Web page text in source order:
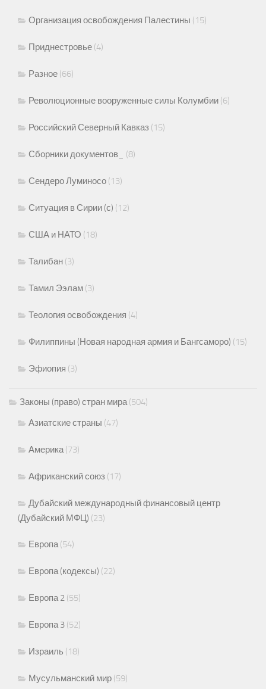
Организация освобождения Палестины (15)
Приднестровье (4)
Разное (66)
Революционные вооруженные силы Колумбии (6)
Российский Северный Кавказ (15)
Сборники документов_ (8)
Сендеро Луминосо (13)
Ситуация в Сирии (с) (12)
США и НАТО (18)
Талибан (3)
Тамил Ээлам (3)
Теология освобождения (4)
Филиппины (Новая народная армия и Бангсаморо) (15)
Эфиопия (3)
Законы (право) стран мира(504)
Азиатские страны (47)
Америка(73)
Африканский союз (17)
Дубайский международный финансовый центр
(Дубайский МФЦ) (23)
Европа(54)
Европа (кодексы) (22)
Европа 2 (55)
Европа 3 (52)
Израиль (18)
Мусульманский мир (59)